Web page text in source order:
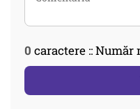
0 caractere :: Număr